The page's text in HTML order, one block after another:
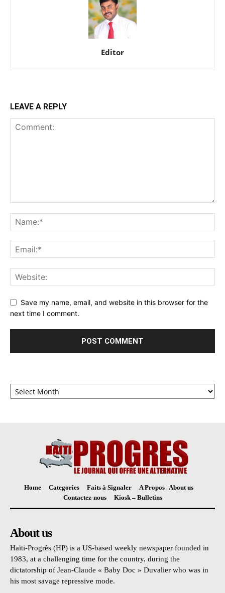
Editor
LEAVE A REPLY
Save my name, email, and website in this browser for the
next time I comment.
Archives
Home Categories Faits à Signaler
A Propos | About us
Contactez-nous
Kiosk – Bulletins
About us
Haïti-Progrès (HP) is a US-based weekly newspaper founded in
1983, at a challenging time for the country, during the
dictatorship of Jean-Claude « Baby Doc » Duvalier who was in
his most savage repressive mode.